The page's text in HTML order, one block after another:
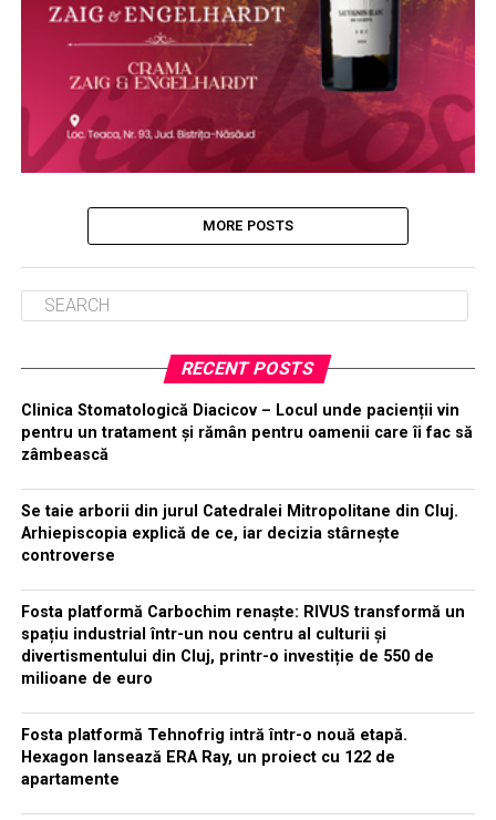
MORE POSTS
RECENT POSTS
Clinica Stomatologică Diacicov – Locul unde pacienții vin
pentru un tratament și rămân pentru oamenii care îi fac să
zâmbească
Se taie arborii din jurul Catedralei Mitropolitane din Cluj.
Arhiepiscopia explică de ce, iar decizia stârnește
controverse
Fosta platformă Carbochim renaște: RIVUS transformă un
spațiu industrial într-un nou centru al culturii și
divertismentului din Cluj, printr-o investiție de 550 de
milioane de euro
Fosta platformă Tehnofrig intră într-o nouă etapă.
Hexagon lansează ERA Ray, un proiect cu 122 de
apartamente